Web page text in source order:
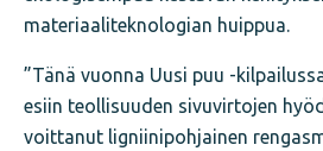
materiaaliteknologian huippua.
”Tänä vuonna Uusi puu -
esiin teollisuuden sivuvirtojen
voittanut ligniinipohjainen